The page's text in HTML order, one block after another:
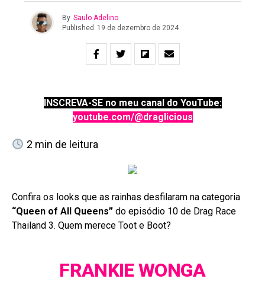
By Saulo Adelino
Published 19 de dezembro de 2024
INSCREVA-SE no meu canal do YouTube:
youtube.com/@draglicious
2 min de leitura
Confira os looks que as rainhas desfilaram na categoria
“Queen of All Queens” do episódio 10 de Drag Race
Thailand 3. Quem merece Toot e Boot?
FRANKIE WONGA